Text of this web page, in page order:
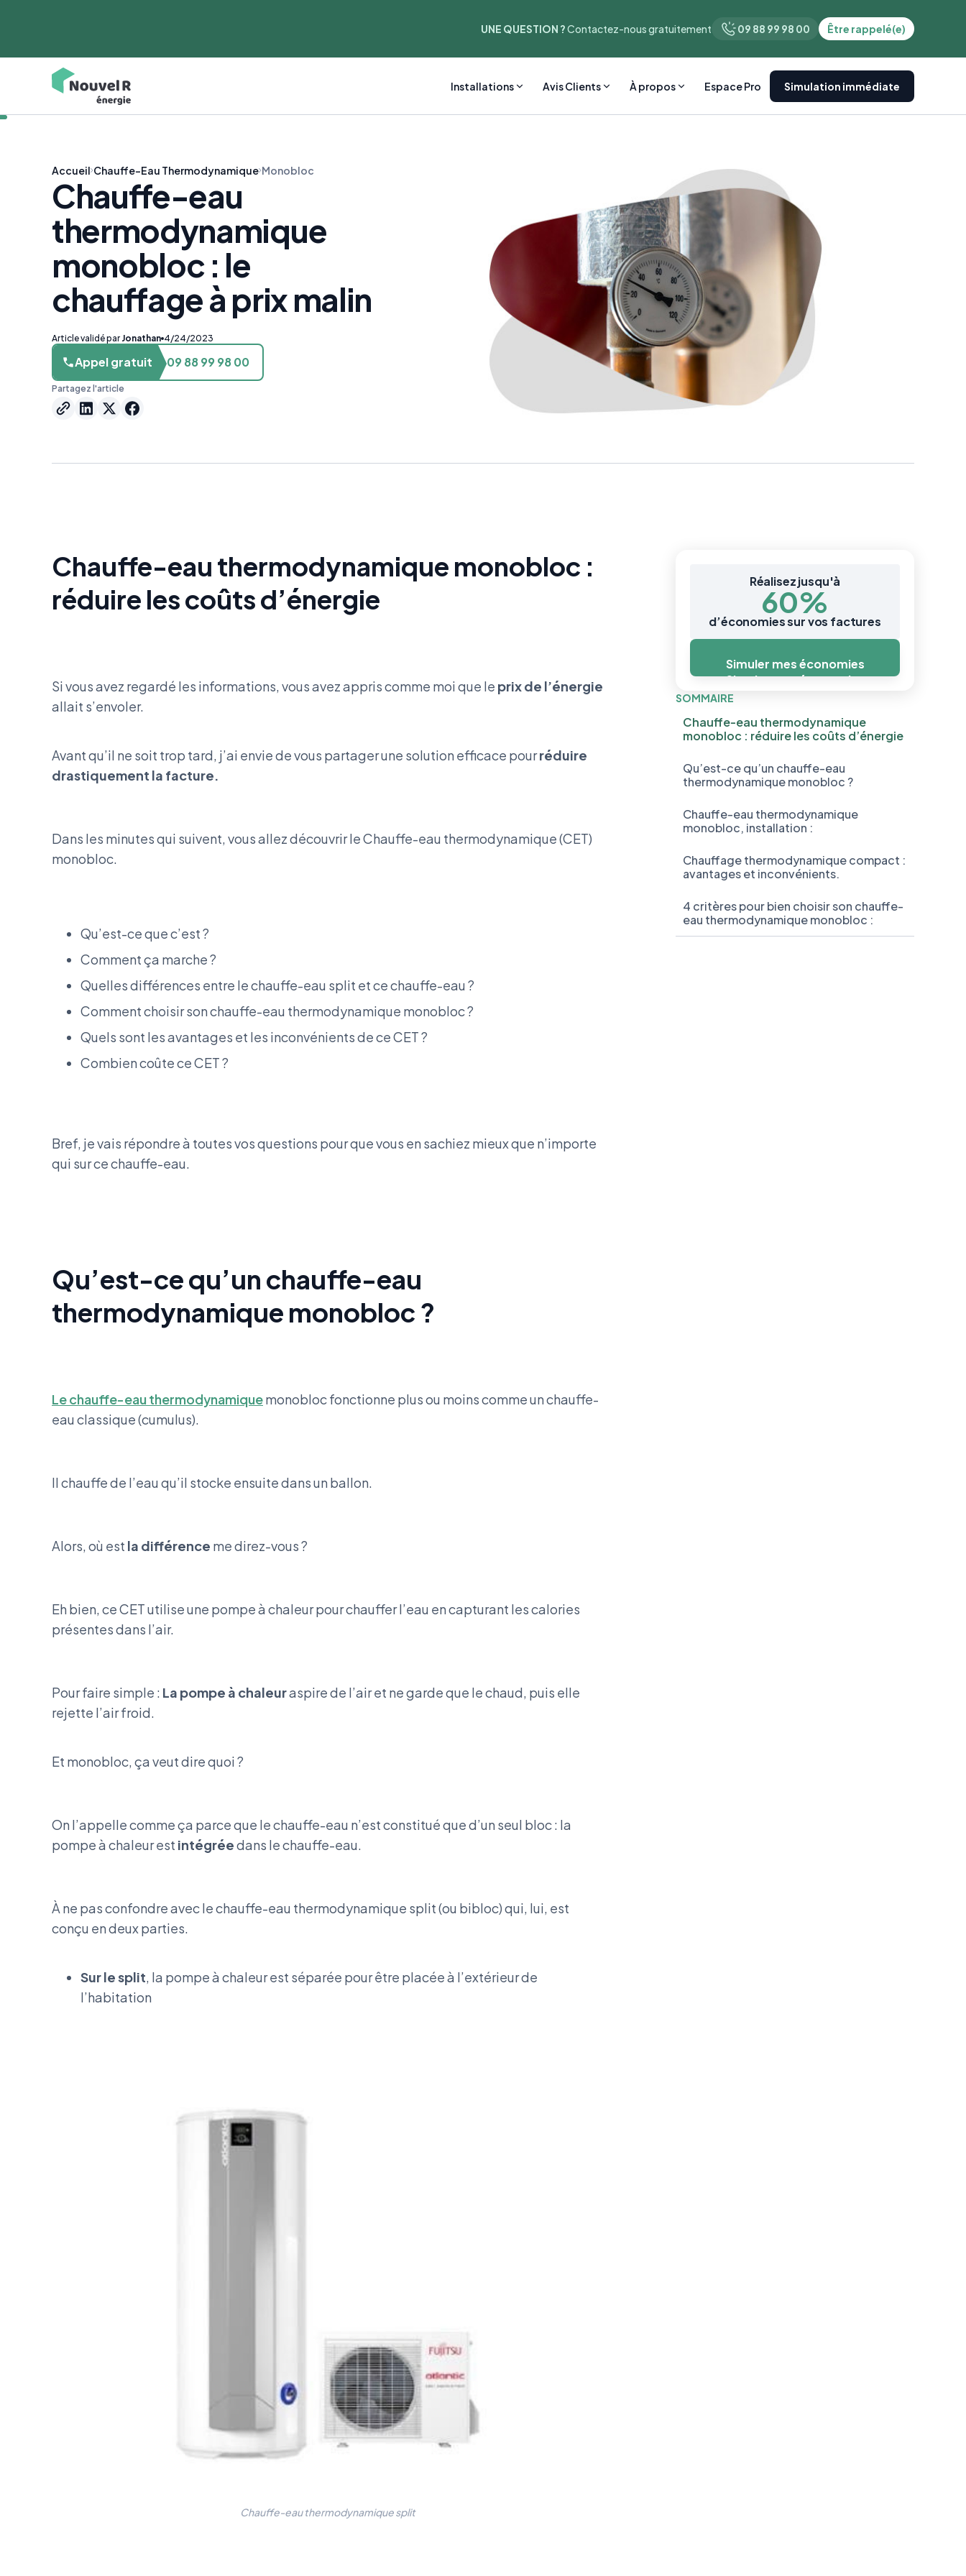
UNE QUESTION ?Contactez-nous gratuitement 09 88 99 98 00 Être rappelé(e)
Installations Avis Clients À propos Espace Pro Simulation immédiate
Accueil Chauffe-Eau Thermodynamique Monobloc
Chauffe-eau
thermodynamique
monobloc : le
chauffage à prix malin
Article validé par Jonathan 4/24/2023
Appel gratuit 09 88 99 98 00
Partagez l'article
Chauffe-eau thermodynamique monobloc :
réduire les coûts d’énergie
Si vous avez regardé les informations, vous avez appris comme moi que le prix de l’énergie
allait s’envoler.
Avant qu’il ne soit trop tard, j’ai envie de vous partager une solution efficace pourréduire
drastiquement la facture.
Dans les minutes qui suivent, vous allez découvrir le Chauffe-eau thermodynamique (CET)
monobloc.
Qu’est-ce que c’est ?
Comment ça marche ?
Quelles différences entre le chauffe-eau split et ce chauffe-eau ?
Comment choisir son chauffe-eau thermodynamique monobloc ?
Quels sont les avantages et les inconvénients de ce CET ?
Combien coûte ce CET ?
Bref, je vais répondre à toutes vos questions pour que vous en sachiez mieux que n’importe
qui sur ce chauffe-eau.
Qu’est-ce qu’un chauffe-eau
thermodynamique monobloc ?
Le chauffe-eau thermodynamiquemonobloc fonctionne plus ou moins comme un chauffe-
eau classique (cumulus).
Il chauffe de l’eau qu’il stocke ensuite dans un ballon.
Alors, où est la différence me direz-vous ?
Eh bien, ce CET utilise une pompe à chaleur pour chauffer l’eau en capturant les calories
présentes dans l’air.
Pour faire simple : La pompe à chaleuraspire de l’air et ne garde que le chaud, puis elle
rejette l’air froid.
Et monobloc, ça veut dire quoi ?
On l’appelle comme ça parce que le chauffe-eau n’est constitué que d’un seul bloc : la
pompe à chaleur est intégréedans le chauffe-eau.
À ne pas confondre avec le chauffe-eau thermodynamique split (ou bibloc) qui, lui, est
conçu en deux parties.
Sur le split, la pompe à chaleur est séparée pour être placée à l’extérieur de
l’habitation
Chauffe-eau thermodynamique split
Réalisez jusqu'à
60%
d’économies sur vos factures
Simuler mes économies
Simuler mes économies
SOMMAIRE
Chauffe-eau thermodynamique
monobloc : réduire les coûts d’énergie
Qu’est-ce qu’un chauffe-eau
thermodynamique monobloc ?
Chauffe-eau thermodynamique
monobloc, installation :
Chauffage thermodynamique compact :
avantages et inconvénients.
4 critères pour bien choisir son chauffe-
eau thermodynamique monobloc :‍